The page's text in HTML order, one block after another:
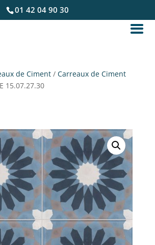
01 42 04 90 30
de Ciment /Carreaux de Ciment
15.07.27.30